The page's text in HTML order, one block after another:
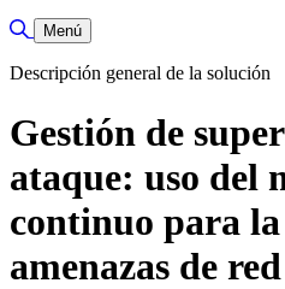
Alternar búsqueda
Menú
Descripción general de la solución
Gestión de
ataque: uso del
continuo para
amenazas de